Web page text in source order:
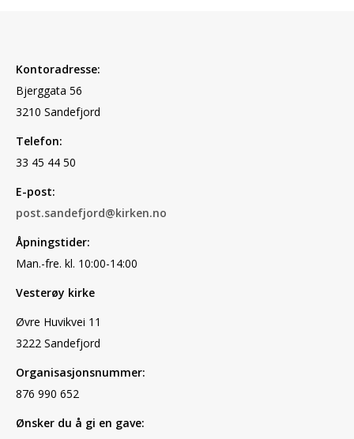
Kontoradresse:
Bjerggata 56
3210 Sandefjord
Telefon:
33 45 44 50
E-post:
post.sandefjord@kirken.no
Åpningstider:
Man.-fre. kl. 10:00-14:00
Vesterøy kirke
Øvre Huvikvei 11
3222 Sandefjord
Organisasjonsnummer:
876 990 652
Ønsker du å gi en gave: